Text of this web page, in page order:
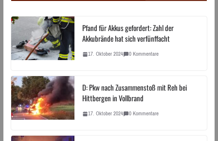
Pfand für Akkus gefordert: Zahl der
Akkubrände hat sich verfünffacht
17. Oktober 2024 0 Kommentare
D: Pkw nach Zusammenstoß mit Reh bei
Hittbergen in Vollbrand
17. Oktober 2024 0 Kommentare